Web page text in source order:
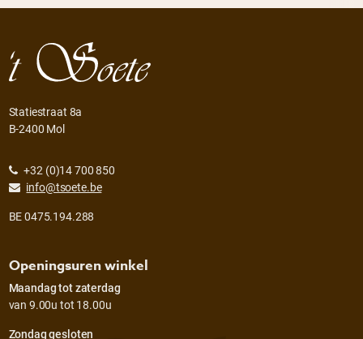
Statiestraat 8a
B-2400 Mol
+32 (0)14 700 850
info@tsoete.be
BE 0475.194.288
Openingsuren winkel
Maandag tot zaterdag
van 9.00u tot 18.00u
Zondag gesloten